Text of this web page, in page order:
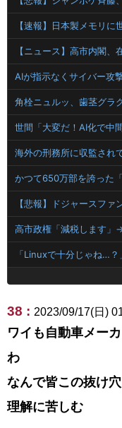
【ニュース】高市内閣、
AIが指示なくサイバー
高市政権「減税します」
38 : 2023/09/17(日)
ワイも自動車メー
わ
なんで皆この抜け
理解に苦しむ